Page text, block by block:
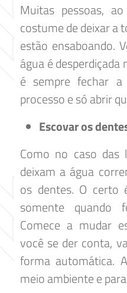
Muitas pessoas,
costume de deixar a
estão ensaboando.
água é
é sempre fechar a
processo e só abrir
Escovar os
Como no caso das
deixam a água
os dentes. O certo
somente quando
Comece a mudar
você se der conta,
forma automática.
meio ambiente e